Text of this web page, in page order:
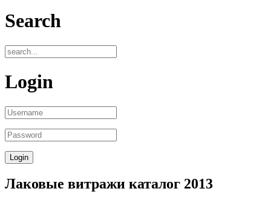
Search
Login
Лаковые витражи каталог 2013